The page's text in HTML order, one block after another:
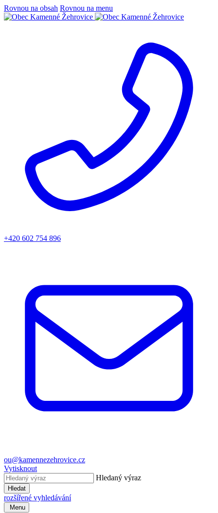
Rovnou na obsah Rovnou na menu
+420 602 754 896
ou@kamennezehrovice.cz
Vytisknout
Hledaný výraz
Hledat
rozšířené vyhledávání
Menu